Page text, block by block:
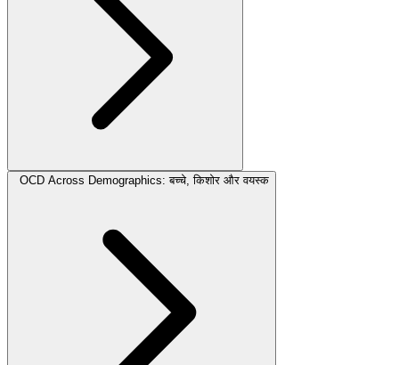
OCD Across Demographics: बच्चे, किशोर और वयस्क